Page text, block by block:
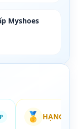
Myshoes
🥇 HẠNG